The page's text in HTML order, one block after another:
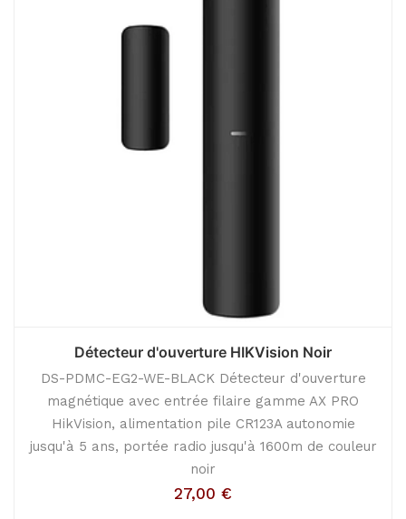
Détecteur d'ouverture HIKVision Noir
DS-PDMC-EG2-WE-BLACK Détecteur d'ouverture
magnétique avec entrée filaire gamme AX PRO
HikVision, alimentation pile CR123A autonomie
jusqu'à 5 ans, portée radio jusqu'à 1600m de couleur
noir
27,00 €